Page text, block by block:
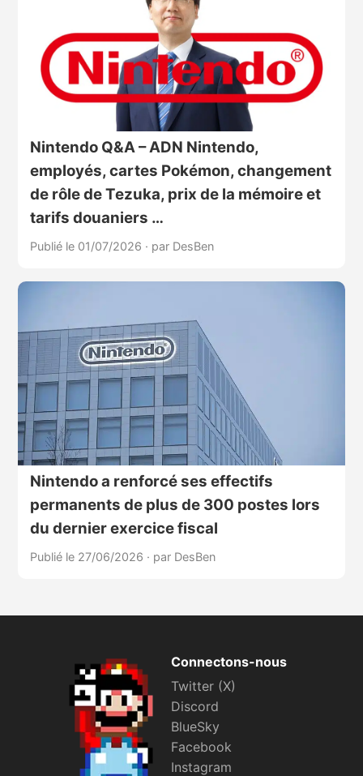
Nintendo Q&A – ADN Nintendo,
employés, cartes Pokémon, changement
de rôle de Tezuka, prix de la mémoire et
tarifs douaniers …
Publié le 01/07/2026 · par DesBen
Nintendo a renforcé ses effectifs
permanents de plus de 300 postes lors
du dernier exercice fiscal
Publié le 27/06/2026 · par DesBen
Connectons-nous
Twitter (X)
Discord
BlueSky
Facebook
Instagram